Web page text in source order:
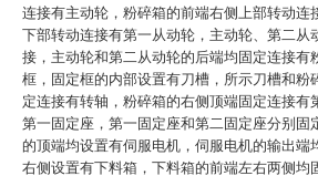
连接有主动轮，粉碎箱的前端右侧上部转动连
下部转动连接有第一从动轮，主动轮、第二
接，主动轮和第二从动轮的后端均固定连接有
框，固定框的内部设置有刀槽，所示刀槽和粉
定连接有转轴，粉碎箱的右侧顶端固定连接
第一固定座，第一固定座和第二固定座分别固
的顶端均设置有伺服电机，伺服电机的输出
右侧设置有下料箱，下料箱的前端左右两侧